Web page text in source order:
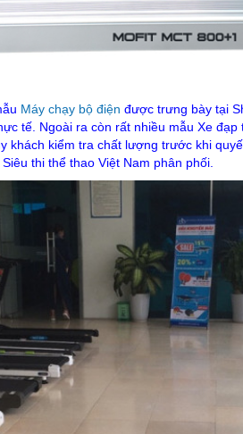
Máy chạy bộ điện được trưng bày tại
tế. Ngoài ra còn rất nhiều mẫu Xe
khách kiểm tra chất lượng trước khi
thi thể thao Việt Nam phân phối.